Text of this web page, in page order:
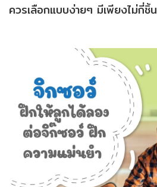
ควรเลือกแบบง่ายๆ มีเพียงไม่กี่ชิ้น